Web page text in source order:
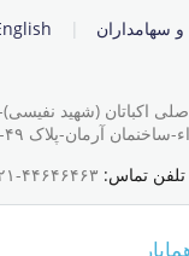
و سهامداران
اکباتان (شهید
آرمان-پلاک ۴۹-طبقه چهارم
تلفن تماس: ۴۴۶۴۶۴۶۳-۰۲۱